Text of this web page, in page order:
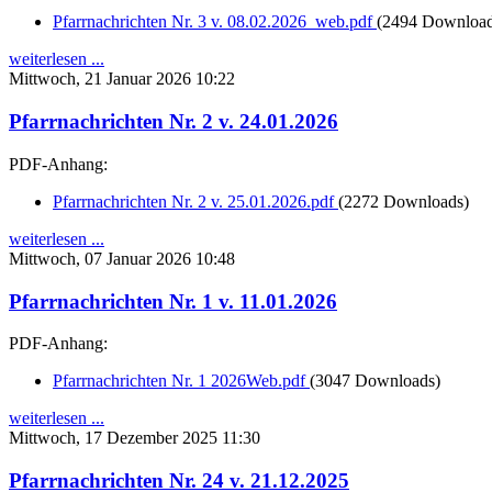
Pfarrnachrichten Nr. 3 v. 08.02.2026_web.pdf(2494
weiterlesen ...
Mittwoch, 21 Januar 2026 10:22
Pfarrnachrichten Nr. 2 v. 24.01.2026
PDF-Anhang:
Pfarrnachrichten Nr. 2 v. 25.01.2026.pdf(2272 Downloads)
weiterlesen ...
Mittwoch, 07 Januar 2026 10:48
Pfarrnachrichten Nr. 1 v. 11.01.2026
PDF-Anhang:
Pfarrnachrichten Nr. 1 2026Web.pdf(3047 Downloads)
weiterlesen ...
Mittwoch, 17 Dezember 2025 11:30
Pfarrnachrichten Nr. 24 v. 21.12.2025